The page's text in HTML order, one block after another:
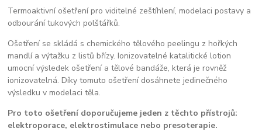
Termoaktivní ošetření pro viditelné zeštíhlení, modelaci postavy a
odbourání tukových polštářků.
Ošetření se skládá s chemického tělového peelingu z hořkých
mandlí a výtažku z listů břízy. Ionizovatelné katalitické lotion
umocní výsledek ošetření a tělové bandáže, která je rovněž
ionizovatelná. Díky tomuto ošetření dosáhnete jedinečného
výsledku v modelaci těla.
Pro toto ošetření doporučujeme jeden z těchto přístrojů:
elektroporace, elektrostimulace nebo presoterapie.